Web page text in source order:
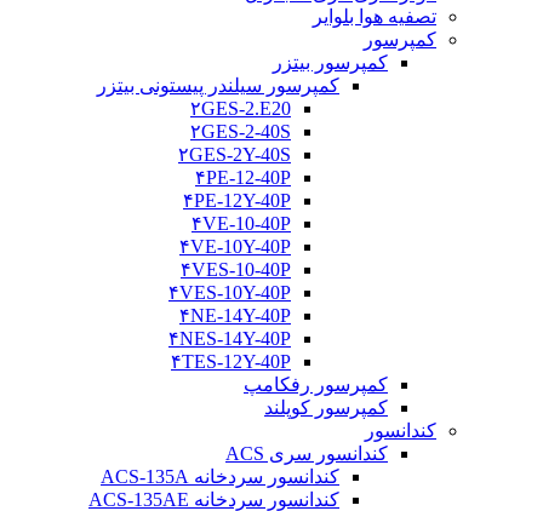
تصفیه هوا بلوایر
کمپرسور
کمپرسور بیتزر
کمپرسور سیلندر پیستونی بیتزر
۲GES-2.E20
۲GES-2-40S
۲GES-2Y-40S
۴PE-12-40P
۴PE-12Y-40P
۴VE-10-40P
۴VE-10Y-40P
۴VES-10-40P
۴VES-10Y-40P
۴NE-14Y-40P
۴NES-14Y-40P
۴TES-12Y-40P
کمپرسور رفکامپ
کمپرسور کوپلند
کندانسور
کندانسور سری ACS
کندانسور سردخانه ACS-135A
کندانسور سردخانه ACS-135AE